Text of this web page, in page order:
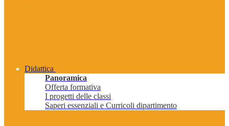
Didattica
Panoramica
Offerta formativa
I progetti delle classi
Saperi essenziali e Curricoli dipartimento